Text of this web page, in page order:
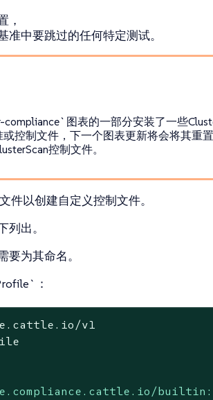
，
中要跳过的任何特定测试。
图表的一部分安装了一些
控制文件，下一个图表更新将会将其重置
控制文件。
件以创建自定义控制文件。
出。
为其命名。
：
v1
builtin: